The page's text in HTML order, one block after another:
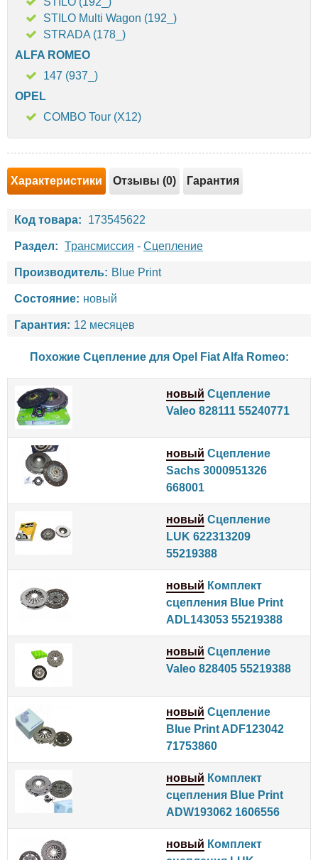
STILO Multi Wagon (192_)
STRADA (178_)
ALFA ROMEO
147 (937_)
OPEL
COMBO Tour (X12)
Характеристики Отзывы (0) Гарантия
Код товара: 173545622
Раздел: Трансмиссия - Сцепление
Производитель: Blue Print
Состояние: новый
Гарантия: 12 месяцев
Похожие Сцепление для Opel Fiat Alfa Romeo:
новый Сцепление
Valeo 828111 55240771
новый Сцепление
Sachs 3000951326
668001
новый Сцепление
LUK 622313209
55219388
новый Комплект
сцепления Blue Print
ADL143053 55219388
новый Сцепление
Valeo 828405 55219388
новый Сцепление
Blue Print ADF123042
71753860
новый Комплект
сцепления Blue Print
ADW193062 1606556
новый Комплект